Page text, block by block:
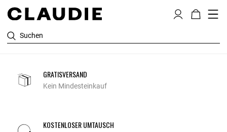
Suchen
GRATISVERSAND
Kein Mindesteinkauf
KOSTENLOSER UMTAUSCH